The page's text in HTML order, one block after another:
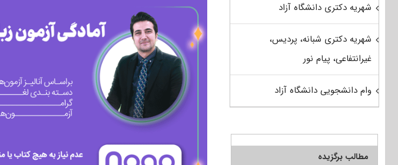
شهریه دکتری دانشگاه آزاد
شهریه دکتری شبانه، پردیس،
غیرانتفاعی، پیام نور
وام دانشجویی دانشگاه آزاد
مطالب برگزیده